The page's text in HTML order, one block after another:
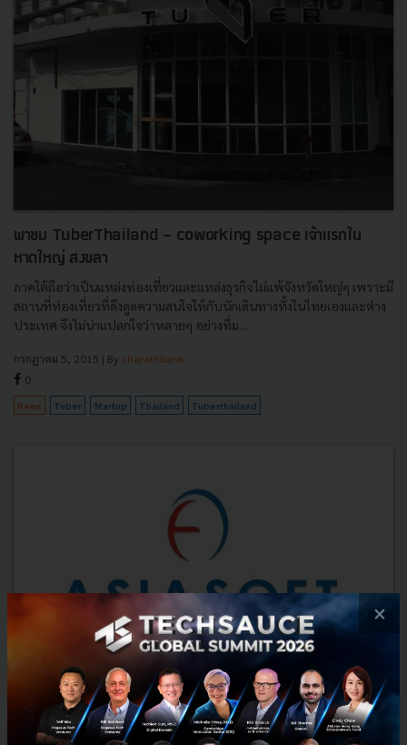
พาชม TuberThailand - coworking space เจ้าแรกใน
หาดใหญ่ สงขลา
ภาคใต้ถือว่าเป็นแหล่งท่องเที่ยวและแหล่งธุรกิจไม่แพ้จังหวัดใหญ่ๆ เพราะมี
สถานที่ท่องเที่ยวที่ดึงดูดความสนใจให้กับนักเดินทางทั้งในไทยเองและต่าง
ประเทศ จึงไม่น่าแปลกใจว่าหลายๆ อย่างที่ม...
กรกฎาคม 5, 2015 | By charathbank
0
News Tuber Startup Thailand Tuberthailand
AsiaSoft ประกาศการลงทุนระดับ Series A ในบริษัทไต้หวัน
×